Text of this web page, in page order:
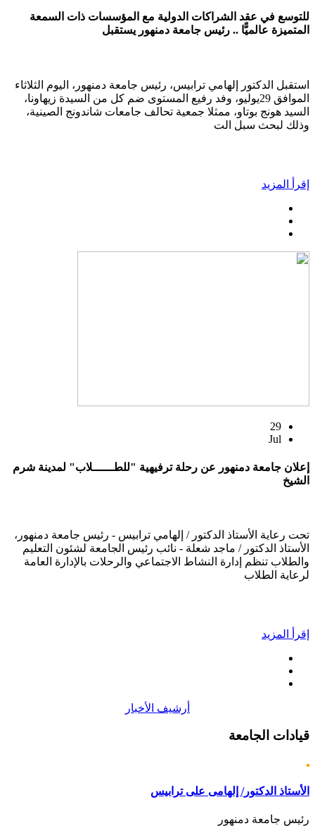
للتوسع في عقد الشراكات الدولية مع المؤسسات ذات السمعة
المتميزة عالميًّا .. رئيس جامعة دمنهور يستقبل
استقبل الدكتور إلهامي ترابيس، رئيس جامعة دمنهور، اليوم الثلاثاء
الموافق 29يوليو، وفد رفيع المستوى ضم كل من السيدة زيهاونا،
السيد هونج بوتاو، ممثلا جمعية تحالف جامعات شاندونج الصينية،
وذلك لبحث سبل الت
إقرأ المزيد
29
Jul
إعلان جامعة دمنهور عن رحلة ترفيهية "للطــــــلاب" لمدينة شرم
الشيخ
تحت رعاية الأستاذ الدكتور / إلهامي ترابيس - رئيس جامعة دمنهور،
الأستاذ الدكتور / ماجد شعلة - نائب رئيس الجامعة لشئون التعليم
والطلاب تنظم إدارة النشاط الاجتماعي والرحلات بالإدارة العامة
لرعاية الطلاب
إقرأ المزيد
أرشيف الأخبار
قيادات الجامعة
الأستاذ الدكتور/ إلهامى على ترابيس
رئيس جامعة دمنهور